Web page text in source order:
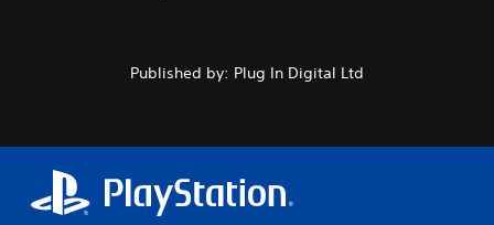
Published by: Plug In Digital Ltd